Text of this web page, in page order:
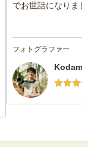
でお世話になりま
フォトグラファー
Kodama